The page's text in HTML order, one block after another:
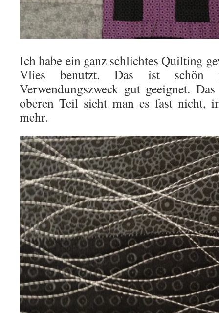
Ich habe ein ganz schlichtes Quilting
Vlies benutzt. Das ist
Verwendungszweck gut geeignet.
oberen Teil sieht man es fast nicht,
mehr.